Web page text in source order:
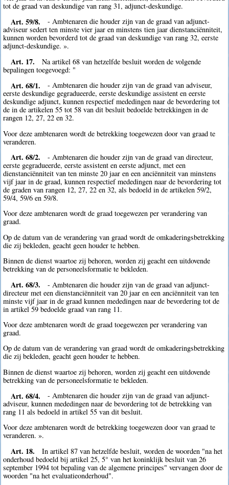
tot de graad van deskundige van rang 31, adjunct-deskundige.
Art. 59/8.
- Ambtenaren die houder zijn van de graad van adjunct-
adviseur sedert ten minste vier jaar en minstens tien jaar dienstanciënniteit,
kunnen worden bevorderd tot de graad van deskundige van rang 32, eerste
adjunct-deskundige. ».
Art. 17.
Na artikel 68 van hetzelfde besluit worden de volgende
bepalingen toegevoegd: "
Art. 68/1.
- Ambtenaren die houder zijn van de graad van adviseur,
eerste deskundige gegradueerde, eerste deskundige assistent en eerste
deskundige adjunct, kunnen respectief mededingen naar de bevordering tot
de in de artikelen 55 tot 58 van dit besluit bedoelde betrekkingen in de
rangen 12, 27, 22 en 32.
Voor deze ambtenaren wordt de betrekking toegewezen door van graad te
veranderen.
Art. 68/2.
- Ambtenaren die houder zijn van de graad van directeur,
eerste gegradueerde, eerste assistent en eerste adjunct, met een
dienstanciënniteit van ten minste 20 jaar en een anciënniteit van minstens
vijf jaar in de graad, kunnen respectief mededingen naar de bevordering tot
de graden van rangen 12, 27, 22 en 32, als bedoeld in de artikelen 59/2,
59/4, 59/6 en 59/8.
Voor deze ambtenaren wordt de graad toegewezen per verandering van
graad.
Op de datum van de verandering van graad wordt de omkaderingsbetrekking
die zij bekleden, geacht geen houder te hebben.
Binnen de dienst waartoe zij behoren, worden zij geacht een uitdovende
betrekking van de personeelsformatie te bekleden.
Art. 68/3.
- Ambtenaren die houder zijn van de graad van adjunct-
directeur met een dienstanciënniteit van 20 jaar en een anciënniteit van ten
minste vijf jaar in de graad kunnen mededingen naar de bevordering tot de
in artikel 59 bedoelde graad van rang 11.
Voor deze ambtenaren wordt de graad toegewezen per verandering van
graad.
Op de datum van de verandering van graad wordt de omkaderingsbetrekking
die zij bekleden, geacht geen houder te hebben.
Binnen de dienst waartoe zij behoren, worden zij geacht een uitdovende
betrekking van de personeelsformatie te bekleden.
Art. 68/4.
- Ambtenaren die houder zijn van de graad van adjunct-
adviseur, kunnen mededingen naar de bevordering tot de betrekking van
rang 11 als bedoeld in artikel 55 van dit besluit.
Voor deze ambtenaren wordt de betrekking toegewezen door van graad te
veranderen. ».
Art. 18.
In artikel 87 van hetzelfde besluit, worden de woorden "na het
onderhoud bedoeld bij artikel 25, 5° van het koninklijk besluit van 26
september 1994 tot bepaling van de algemene principes" vervangen door de
woorden "na het evaluatieonderhoud".